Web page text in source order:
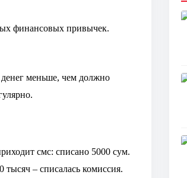
финансовых привычек.
денег меньше, чем должно
смс: списано 5000 сум.
– списалась комиссия.